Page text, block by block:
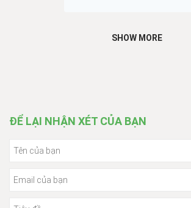
SHOW MORE
ĐỂ LẠI NHẬN XÉT CỦA BẠN